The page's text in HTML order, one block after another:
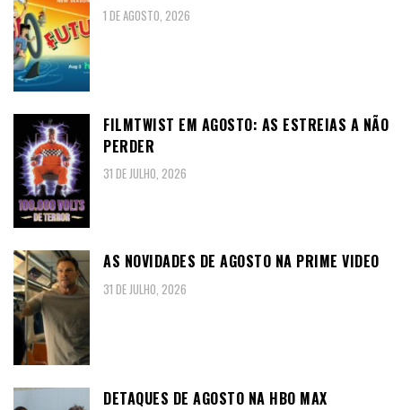
1 DE AGOSTO, 2026
FILMTWIST EM AGOSTO: AS ESTREIAS A NÃO
PERDER
31 DE JULHO, 2026
AS NOVIDADES DE AGOSTO NA PRIME VIDEO
31 DE JULHO, 2026
DETAQUES DE AGOSTO NA HBO MAX